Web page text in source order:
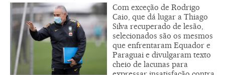
Com exceção de Rodrigo
Caio, que dá lugar a Thiago
Silva recuperado de lesão,
selecionados são os mesmos
que enfrentaram Equador e
Paraguai e divulgaram texto
cheio de lacunas para